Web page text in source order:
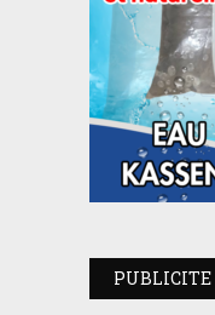
PUBLICITE